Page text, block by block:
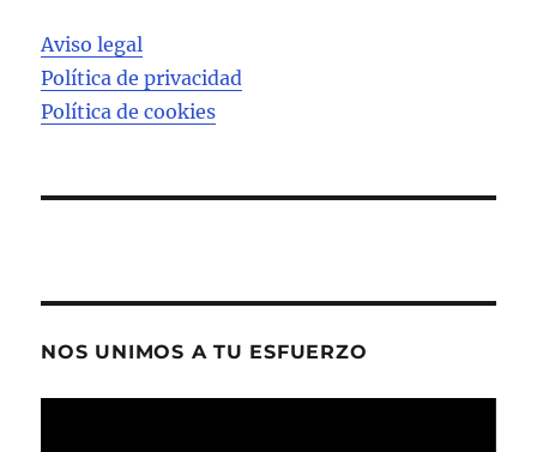
Aviso legal
Política de privacidad
Política de cookies
NOS UNIMOS A TU ESFUERZO